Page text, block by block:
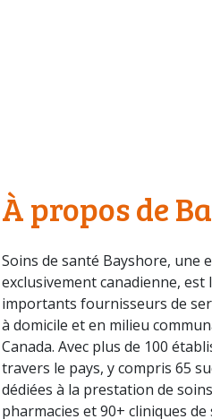
À propos de
Soins de santé Bayshore, une
exclusivement canadienne, est
importants fournisseurs de
à domicile et en milieu
Canada. Avec plus de 100
travers le pays, y compris 65
dédiées à la prestation de
pharmacies et 90+ cliniques de